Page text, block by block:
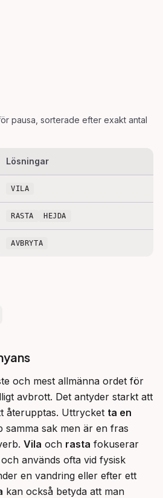
pausa , sorterade efter exakt antal
Lösningar
VILA
RASTA HEJDA
AVBRYTA
och mest allmänna ordet för
avbrott. Det antyder starkt att
återupptas. Uttrycket ta en
samma sak men är en fras
Vila och rasta fokuserar
används ofta vid fysisk
en vandring eller efter ett
kan också betyda att man